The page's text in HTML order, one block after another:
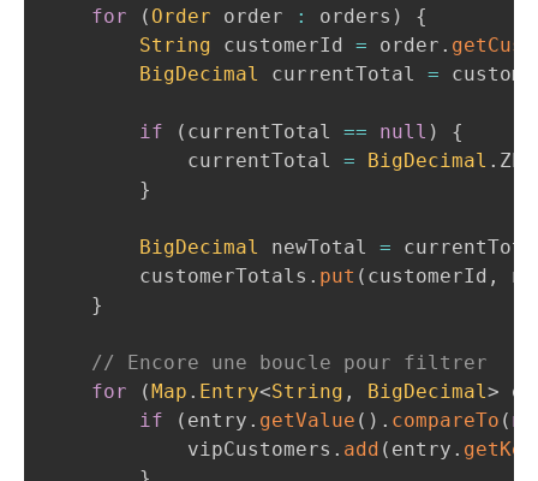
for
( Order order : orders )
{
String customerId = order .
BigDecimal
currentTotal =
if ( currentTotal == null )
{
            currentTotal
= BigDecimal .
}
BigDecimal newTotal =
        customerTotals
. put ( customerId ,
}
// Encore une boucle pour filtrer
for
(Map . Entry<String , BigDecimal>
if
( entry . getValue ( ) . compareTo (
            vipCustomers
. add ( entry . getKey